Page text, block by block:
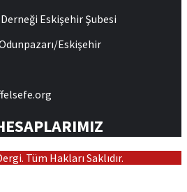
Eskişehir Şubesi
Eskişehir
Tüm Hakları Saklıdır.